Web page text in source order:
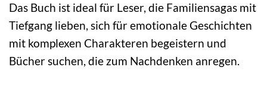
Das Buch ist ideal für Leser, die Familiensagas mit
Tiefgang lieben, sich für emotionale Geschichten
mit komplexen Charakteren begeistern und
Bücher suchen, die zum Nachdenken anregen.